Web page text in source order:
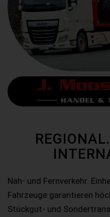
Nah- und Fernverkehr.
Fahrzeuge garantieren
Stückgut- und